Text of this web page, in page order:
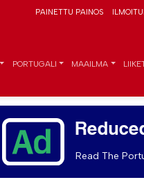
PAINETTU PAINOS
PORTUGALI MAAILMA
Read The